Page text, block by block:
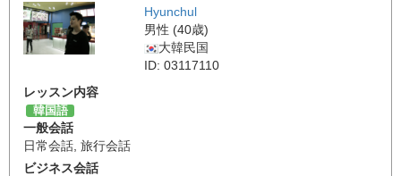
Hyunchul
男性 (40歳)
大韓民国
ID: 03117110
レッスン内容
韓国語
一般会話
日常会話 旅行会話
ビジネス会話